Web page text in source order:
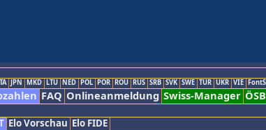
JPN MKD LTU NED POL POR ROU RUS SRB SVK SWE TUR UKR VIE
FAQ Onlineanmeldung Swiss-Manager ÖSB
Elo Vorschau Elo FIDE